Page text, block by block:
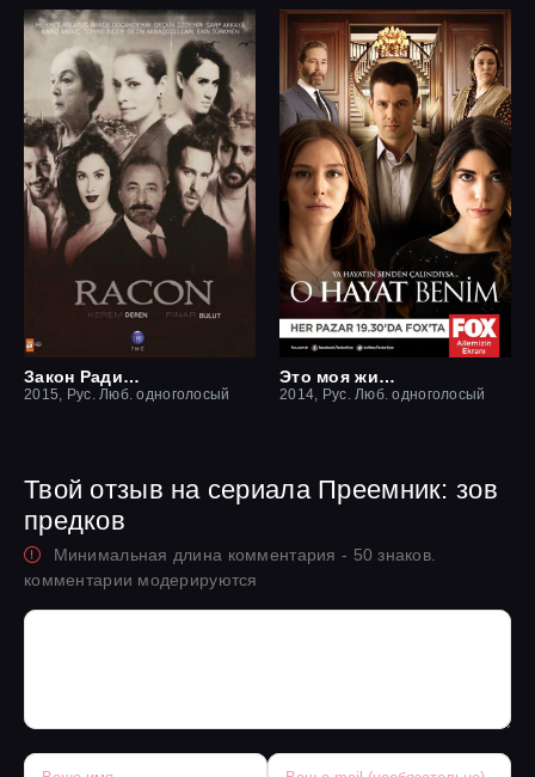
Закон Ради семьи / Ракон
2015, Рус. Люб. одноголосый
Это моя жизнь
2014, Рус. Люб. одноголосый
Твой отзыв на сериала Преемник: зов
предков
Минимальная длина комментария - 50 знаков.
комментарии модерируются